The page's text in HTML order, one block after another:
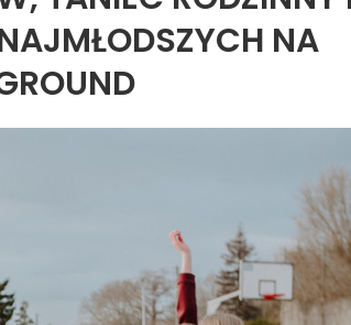
NA